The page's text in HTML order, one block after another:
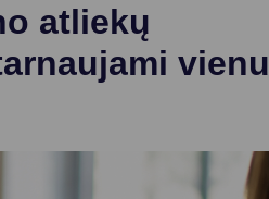
atliekų
vienu